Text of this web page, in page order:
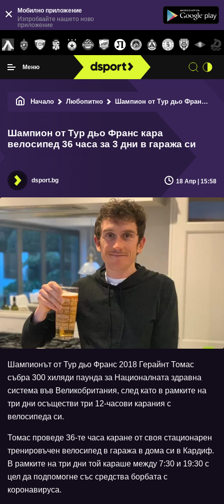
Мобилно приложение
Изпробвайте нашето ново
приложение
Меню
Начало Любопитно Шампион от Тур дьо Франс кара велосипед 36 часа за 3 дни в гаража си
Шампион от Тур дьо Франс кара
велосипед 36 часа за 3 дни в гаража си
dsport.bg 18 Апр | 15:58
Шампионът от Тур дьо Франс 2018 Герайнт Томас
събра 300 хиляди паунда за Националната здравна
система във Великобритания, след като в рамките на
три дни осъществи три 12-часови карания с
велосипеда си.
Томас проведе 36-те часа каране от своя стационарен
тренировъчен велосипед в гаража в дома си в Кардиф.
В рамките на три дни той караше между 7:30 и 19:30 с
цел да подпомогне със средства борбата с
коронавируса.